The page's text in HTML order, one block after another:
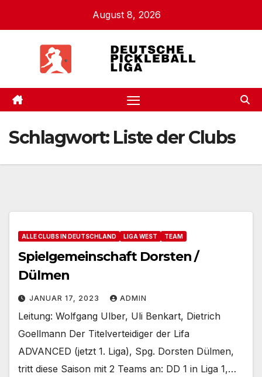
August 8, 2026
.
Schlagwort: Liste der Clubs
ALLE CLUBS IN DEUTSCHLAND LIGA WEST TEAM
Spielgemeinschaft Dorsten /
Dülmen
JANUAR 17, 2023 ADMIN
Leitung: Wolfgang Ulber, Uli Benkart, Dietrich
Goellmann Der Titelverteidiger der Lifa
ADVANCED (jetzt 1. Liga), Spg. Dorsten Dülmen,
tritt diese Saison mit 2 Teams an: DD 1 in Liga 1,…